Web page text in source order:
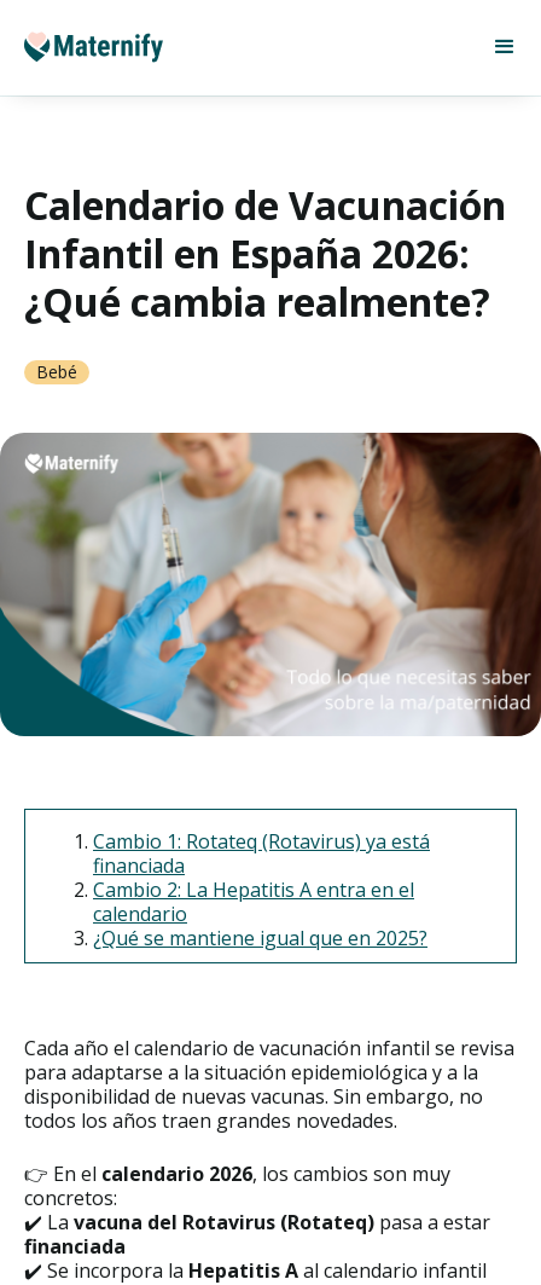
Calendario de Vacunación
Infantil en España 2026:
¿Qué cambia realmente?
Bebé
Cambio 1: Rotateq (Rotavirus) ya está
financiada
Cambio 2: La Hepatitis A entra en el
calendario
¿Qué se mantiene igual que en 2025?
Cada año el calendario de vacunación infantil se revisa
para adaptarse a la situación epidemiológica y a la
disponibilidad de nuevas vacunas. Sin embargo, no
todos los años traen grandes novedades.
👉 En el calendario 2026, los cambios son muy
concretos:
✔️ La vacuna del Rotavirus (Rotateq) pasa a estar
financiada
✔️ Se incorpora la Hepatitis Aal calendario infantil